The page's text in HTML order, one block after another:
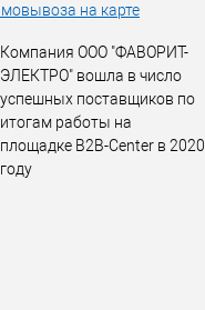
на карте
Компания ООО "ФАВОРИТ-
ЭЛЕКТРО" вошла в число
успешных поставщиков по
итогам работы на
площадке B2B-Center в 2020
году